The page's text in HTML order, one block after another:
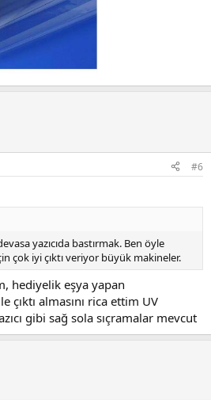
#6
yazıcıda bastırmak. Ben öyle
çok iyi çıktı veriyor büyük makineler.
hediyelik eşya yapan
çıktı almasını rica ettim UV
gibi sağ sola sıçramalar mevcut